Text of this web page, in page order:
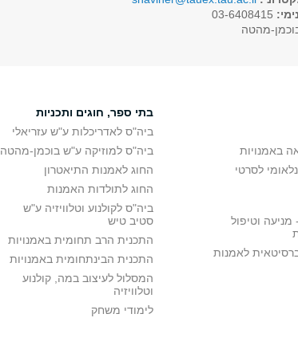
מהטה
באמנויות
לסרטי
וטיפול
לאמנות
בתי ספר, חוגים ותכניות
ביה"ס לאדריכלות ע"ש עזריאלי
ביה"ס למוזיקה ע"ש בוכמן-מהטה
החוג לאמנות התיאטרון
החוג לתולדות האמנות
ביה"ס לקולנוע וטלוויזיה ע"ש
סטיב טיש
התכנית הרב תחומית באמנויות
התכנית הבינתחומית באמנויות
המסלול לעיצוב במה, קולנוע
וטלוויזיה
לימודי משחק